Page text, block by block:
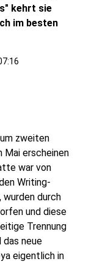
kehrt sie
im besten
zweiten
Mai erscheinen
war von
Writing-
wurden durch
und diese
Trennung
das neue
eigentlich in